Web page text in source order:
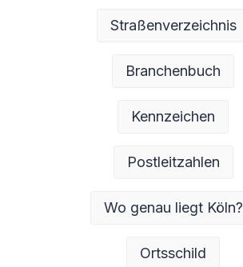
Straßenverzeichnis
Branchenbuch
Kennzeichen
Postleitzahlen
Wo genau liegt Köln?
Ortsschild